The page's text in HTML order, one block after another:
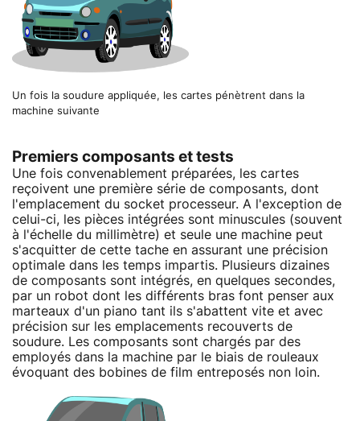
Un fois la soudure appliquée, les cartes pénètrent dans la
machine suivante
Premiers composants et tests
Une fois convenablement préparées, les cartes
reçoivent une première série de composants, dont
l'emplacement du socket processeur. A l'exception de
celui-ci, les pièces intégrées sont minuscules (souvent
à l'échelle du millimètre) et seule une machine peut
s'acquitter de cette tache en assurant une précision
optimale dans les temps impartis. Plusieurs dizaines
de composants sont intégrés, en quelques secondes,
par un robot dont les différents bras font penser aux
marteaux d'un piano tant ils s'abattent vite et avec
précision sur les emplacements recouverts de
soudure. Les composants sont chargés par des
employés dans la machine par le biais de rouleaux
évoquant des bobines de film entreposés non loin.